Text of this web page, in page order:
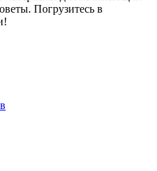
Погрузитесь в